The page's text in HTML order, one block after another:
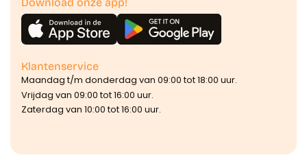
Klantenservice
Maandag t/m donderdag van 09:00 tot 18:00 uur.
Vrijdag van 09:00 tot 16:00 uur.
Zaterdag van 10:00 tot 16:00 uur.